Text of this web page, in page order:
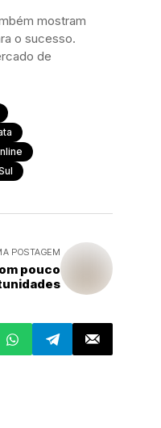
mostram
o sucesso.
de
POSTAGEM
pouco